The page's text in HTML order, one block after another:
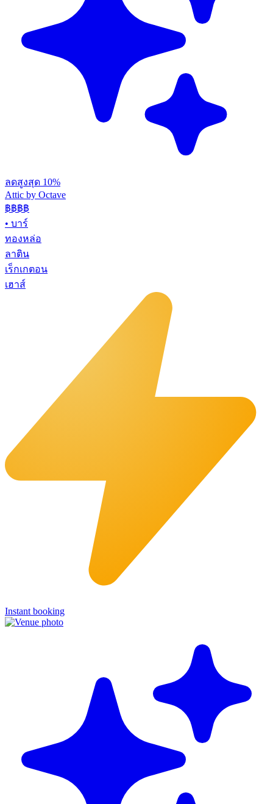
ลดสูงสุด 10%
Attic by Octave
฿฿฿฿
• บาร์
ทองหล่อ
ลาติน
เร็กเกตอน
เฮาส์
Instant booking